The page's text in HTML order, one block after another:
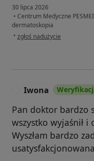
30 lipca 2026
• Centrum Medyczne
dermatoskopia
• w opinii użytkownika PB
zgłoś nadużycie
Iwona
Pan doktor bardzo
wszystko wyjaśnił i
Wyszłam bardzo